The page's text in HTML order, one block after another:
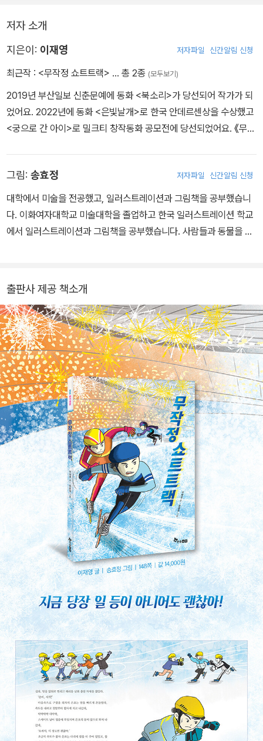
기를 만들어 간다. 레이스 도중에 갈등과 어려움이 발생하지만 그래
도 괜찮다. 은표는 열정을 다해 달릴 따름이다. 은표의 레이스는 이제
저자 소개
지은이: 이재영 저자파일 신간알림 신청
최근작 : <무작정 쇼트트랙> … 총 2종 (모두보기)
2019년 부산일보 신춘문예에 동화 <북소리>가 당선되어 작가가 되
었어요. 2022년에 동화 <은빛날개>로 한국 안데르센상을 수상했고
<궁으로 간 아이>로 밀크티 창작동화 공모전에 당선되었어요. 《무작
있어요.
그림: 송효정 저자파일 신간알림 신청
대학에서 미술을 전공했고, 일러스트레이션과 그림책을 공부했습니
다. 이화여자대학교 미술대학을 졸업하고 한국 일러스트레이션 학교
에서 일러스트레이션과 그림책을 공부했습니다. 사람들과 동물을 관
소문 말고 진실》, 《진짜로 올지도 몰라, 이런 미래》,〈기량 탐정 사무
소〉, 〈귀신도 반한 숲속 라면 가게〉 시리즈 등이 있습니다.
출판사 제공 책소개